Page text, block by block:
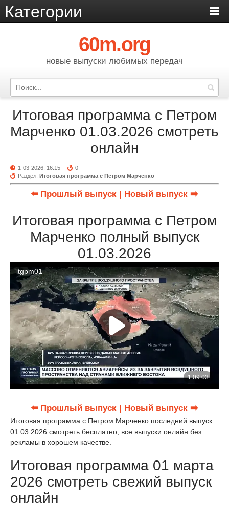
Категории
60m.org
новые выпуски любимых передач
Итоговая программа с Петром
Марченко 01.03.2026 смотреть
онлайн
1-03-2026, 16:15
0
Раздел: Итоговая программа с Петром Марченко
⬅️ Прошлый выпуск | Новый выпуск ➡️
Итоговая программа с Петром
Марченко полный выпуск
01.03.2026
⬅️ Прошлый выпуск | Новый выпуск ➡️
Итоговая программа с Петром Марченко последний выпуск
01.03.2026 смотреть бесплатно, все выпуски онлайн без
рекламы в хорошем качестве.
Итоговая программа 01 марта
2026 смотреть свежий выпуск
онлайн